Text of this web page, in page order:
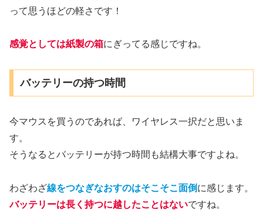
って思うほどの軽さです！
感覚としては紙製の箱にぎってる感じですね。
バッテリーの持つ時間
今マウスを買うのであれば、ワイヤレス一択だと思いま
す。
そうなるとバッテリーが持つ時間も結構大事ですよね。
わざわざ線をつなぎなおすのはそこそこ面倒に感じます。
バッテリーは長く持つに越したことはないですね。